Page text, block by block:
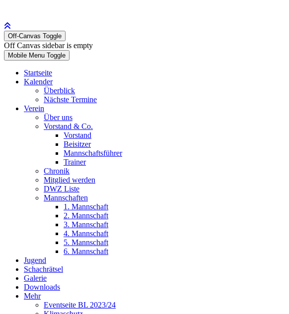
Off-Canvas Toggle
Off Canvas sidebar is empty
Mobile Menu Toggle
Startseite
Kalender
Überblick
Nächste Termine
Verein
Über uns
Vorstand & Co.
Vorstand
Beisitzer
Mannschaftsführer
Trainer
Chronik
Mitglied werden
DWZ Liste
Mannschaften
1. Mannschaft
2. Mannschaft
3. Mannschaft
4. Mannschaft
5. Mannschaft
6. Mannschaft
Jugend
Schachrätsel
Galerie
Downloads
Mehr
Eventseite BL 2023/24